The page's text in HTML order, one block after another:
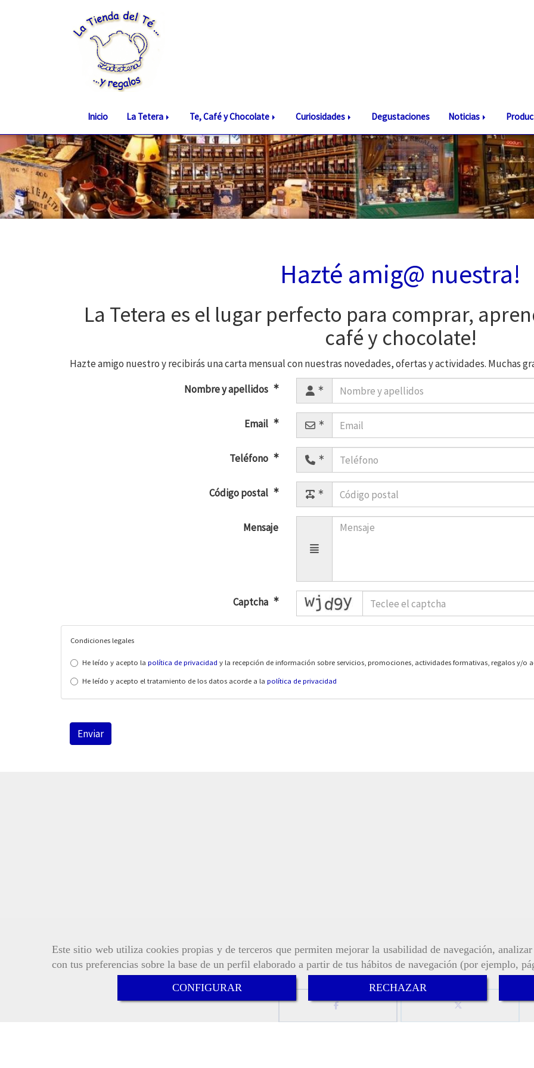
Este sitio web utiliza cookies propias y de terceros que permiten mejorar la usabilidad de navegación,
con tus preferencias sobre la base de un perfil elaborado a partir de tus hábitos de navegación (por ejemplo,
CONFIGURAR
RECHAZAR
Inicio La Tetera Te, Café y Chocolate Curiosidades Degustaciones Noticias
Hazté amig@ nuestra!
La Tetera es el lugar perfecto para comprar,
café y chocolate!
Hazte amigo nuestro y recibirás una carta mensual con nuestras novedades, ofertas y actividades. Muchas
Nombre y apellidos
Email
Teléfono
Código postal
Mensaje
Captcha captcha
Condiciones legales
He leído y acepto la política de privacidad y la recepción de información sobre servicios, promociones, actividades formativas, regalos y/o
He leído y acepto el tratamiento de los datos acorde a la política de privacidad
Enviar